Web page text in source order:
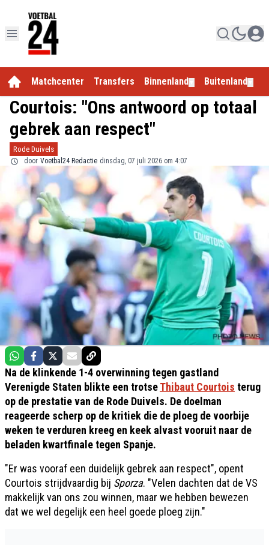
Matchcenter Transfers Binnenland Buitenland
Courtois: "Ons antwoord op totaal
gebrek aan respect"
Rode Duivels
door Voetbal24 Redactie dinsdag, 07 juli 2026 om 4:07
Na de klinkende 1-4 overwinning tegen gastland
Verenigde Staten blikte een trotseThibaut Courtois terug
op de prestatie van de Rode Duivels. De doelman
reageerde scherp op de kritiek die de ploeg de voorbije
weken te verduren kreeg en keek alvast vooruit naar de
beladen kwartfinale tegen Spanje.
"Er was vooraf een duidelijk gebrek aan respect", opent
Courtois strijdvaardig bij Sporza. "Velen dachten dat de VS
makkelijk van ons zou winnen, maar we hebben bewezen
dat we wel degelijk een heel goede ploeg zijn."